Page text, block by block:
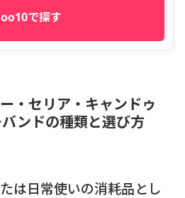
で探す
・セリア・キャンドゥ
ンドの種類と選び方
は日常使いの消耗品とし